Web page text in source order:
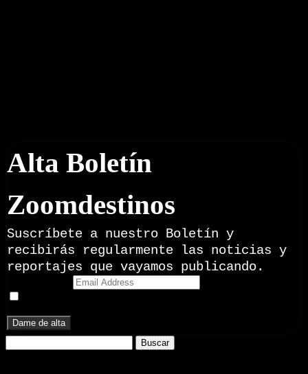
Alta Boletín
Zoomdestinos
Suscríbete a nuestro Boletín y
recibirás regularmente las noticias y
reportajes que vayamos publicando.